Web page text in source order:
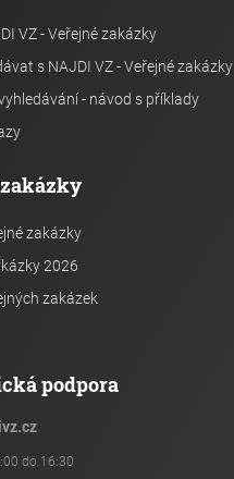
VZ - Veřejné zakázky
s NAJDI VZ - Veřejné zakázky
- návod s příklady
zakázky
2026
zakázek
podpora
do 16:30